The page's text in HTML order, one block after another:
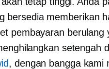
bersedia memberikan
pembayaran berulang
setengah
, dengan bangga kami